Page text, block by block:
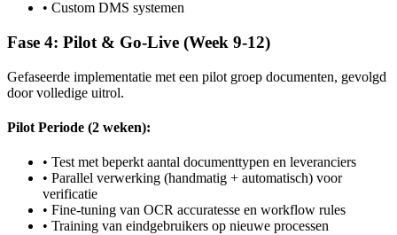
• Custom DMS systemen
Fase 4: Pilot & Go-Live (Week 9-12)
Gefaseerde implementatie met een pilot groep documenten, gevolgd
door volledige uitrol.
Pilot Periode (2 weken):
• Test met beperkt aantal documenttypen en leveranciers
• Parallel verwerking (handmatig + automatisch) voor
verificatie
• Fine-tuning van OCR accuratesse en workflow rules
• Training van eindgebruikers op nieuwe processen